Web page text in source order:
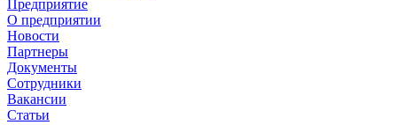
Предприятие
О предприятии
Новости
Партнеры
Документы
Сотрудники
Вакансии
Статьи